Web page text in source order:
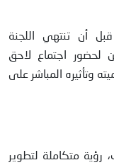
أن تنتهي اللجنة
لحضور اجتماع لاحق
وتأثيره المباشر على
رؤية متكاملة لتطوير